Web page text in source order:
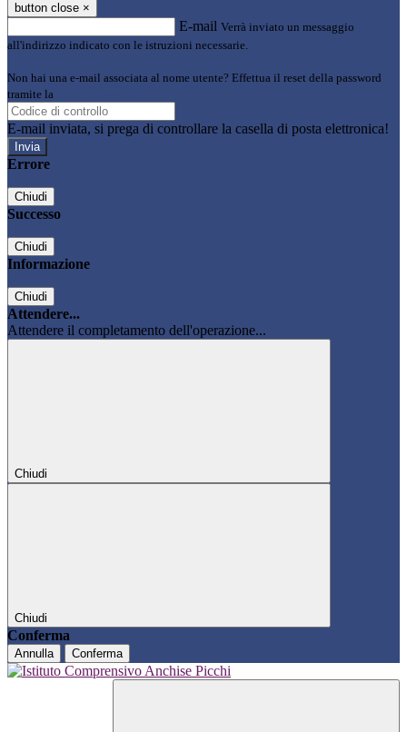
button close ×
E-mail Verrà inviato un messaggio
all'indirizzo indicato con le istruzioni necessarie.
Non hai una e-mail associata al nome utente? Effettua il reset della password
tramite la
E-mail inviata, si prega di controllare la casella di posta elettronica!
Errore
Chiudi
Successo
Chiudi
Informazione
Chiudi
Attendere...
Attendere il completamento dell'operazione...
Chiudi
Chiudi
Conferma
Annulla Conferma